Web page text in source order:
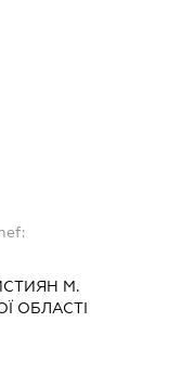
М.
ОБЛАСТІ